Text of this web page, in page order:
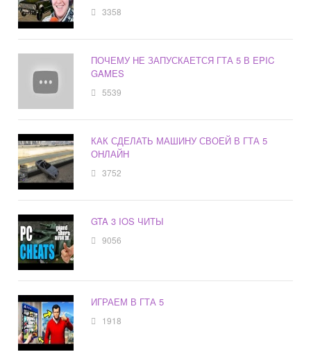
3358
ПОЧЕМУ НЕ ЗАПУСКАЕТСЯ ГТА 5 В EPIC
GAMES
5539
КАК СДЕЛАТЬ МАШИНУ СВОЕЙ В ГТА 5
ОНЛАЙН
3752
GTA 3 IOS ЧИТЫ
9056
ИГРАЕМ В ГТА 5
1918